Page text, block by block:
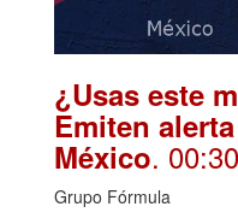
¿Usas este
Emiten
México. 00:30
Grupo Fórmula